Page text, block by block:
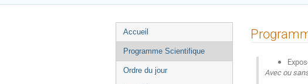
Menu
de
l'événement
Accueil
Programme Scientifique
Ordre du jour
Avec ou